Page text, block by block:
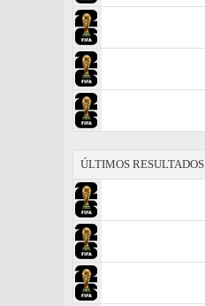
ÚLTIMOS RESULTADOS